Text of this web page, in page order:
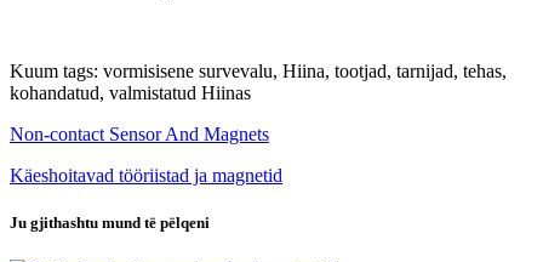
Kuum tags: vormisisene survevalu, Hiina, tootjad, tarnijad, tehas,
kohandatud, valmistatud Hiinas
Non-contact Sensor And Magnets
Käeshoitavad tööriistad ja magnetid
Ju gjithashtu mund të pëlqeni